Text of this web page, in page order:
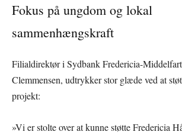
Fokus på ungdom og lokal
sammenhængskraft
Filialdirektør i Sydbank Fredericia-
Clemmensen, udtrykker stor glæde ved at
projekt:
»Vi er stolte over at kunne støtte Fredericia